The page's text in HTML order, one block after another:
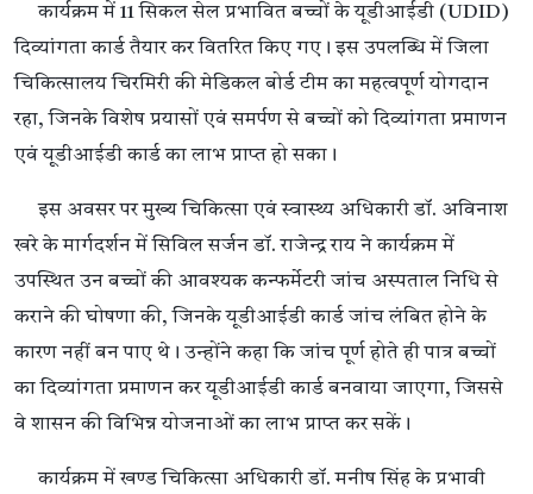
कार्यक्रम में 11 सिकल सेल प्रभावित बच्चों के यूडीआईडी (UDID)
दिव्यांगता कार्ड तैयार कर वितरित किए गए। इस उपलब्धि में जिला
चिकित्सालय चिरमिरी की मेडिकल बोर्ड टीम का महत्वपूर्ण योगदान
रहा, जिनके विशेष प्रयासों एवं समर्पण से बच्चों को दिव्यांगता प्रमाणन
एवं यूडीआईडी कार्ड का लाभ प्राप्त हो सका।
इस अवसर पर मुख्य चिकित्सा एवं स्वास्थ्य अधिकारी डॉ. अविनाश
खरे के मार्गदर्शन में सिविल सर्जन डॉ. राजेन्द्र राय ने कार्यक्रम में
उपस्थित उन बच्चों की आवश्यक कन्फर्मेटरी जांच अस्पताल निधि से
कराने की घोषणा की, जिनके यूडीआईडी कार्ड जांच लंबित होने के
कारण नहीं बन पाए थे। उन्होंने कहा कि जांच पूर्ण होते ही पात्र बच्चों
का दिव्यांगता प्रमाणन कर यूडीआईडी कार्ड बनवाया जाएगा, जिससे
वे शासन की विभिन्न योजनाओं का लाभ प्राप्त कर सकें।
कार्यक्रम में खण्ड चिकित्सा अधिकारी डॉ. मनीष सिंह के प्रभावी